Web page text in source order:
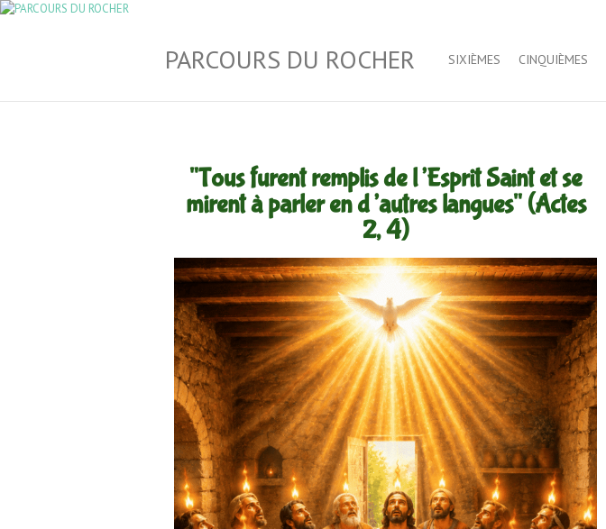
PARCOURS DU ROCHER SIXIÈMES CINQUIÈMES
"Tous furent remplis de l’Esprit Saint et se
mirent à parler en d’autres langues" (Actes
2, 4)